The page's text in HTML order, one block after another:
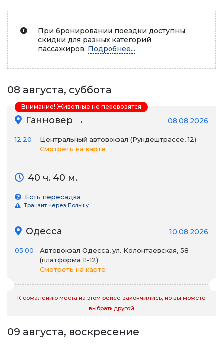
При бронировании поездки доступны
скидки для разных категорий
пассажиров. Подробнее...
08 августа, суббота
Ганновер → 08.08.2026
12:20
Центральный автовокзал (Рундештрассе, 12)
Смотреть на карте
40 ч. 40 м.
Есть пересадка
Транзит через Польшу
Одесса 10.08.2026
05:00
Автовокзал Одесса, ул. Колонтаевская, 58
(платформа 11-12)
Смотреть на карте
К сожалению места на этом рейсе закончились, но вы можете
выбрать другой
Внимание! Животные не перевозятся
09 августа, воскресение